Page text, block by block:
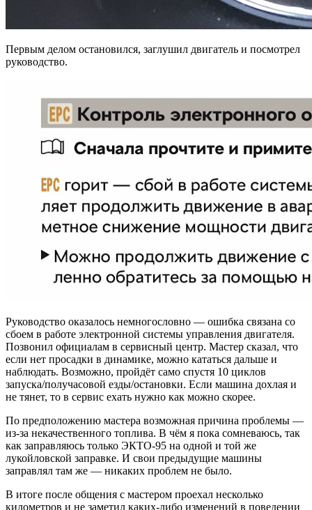
Первым делом остановился, заглушил двигатель и посмотрел
руководство.
Руководство оказалось немногословно — ошибка связана со
сбоем в работе электронной системы управления двигателя.
Позвонил официалам в сервисный центр. Мастер сказал, что
если нет просадки в динамике, можно кататься дальше и
наблюдать. Возможно, пройдёт само спустя 10 циклов
запуска/получасовой езды/остановки. Если машина дохлая и
не тянет, то в сервис ехать нужно как можно скорее.
По предположению мастера возможная причина проблемы —
из-за некачественного топлива. В чём я пока сомневаюсь, так
как заправляюсь только ЭКТО-95 на одной и той же
лукойловской заправке. И свои предыдущие машины
заправлял там же — никаких проблем не было.
В итоге после общения с мастером проехал несколько
километров и не заметил каких-либо изменений в поведении